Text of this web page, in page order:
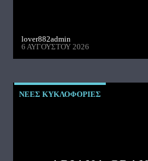
lover882admin
6 ΑΥΓΟΎΣΤΟΥ 2026
ΝΕΕΣ ΚΥΚΛΟΦΟΡΙΕΣ